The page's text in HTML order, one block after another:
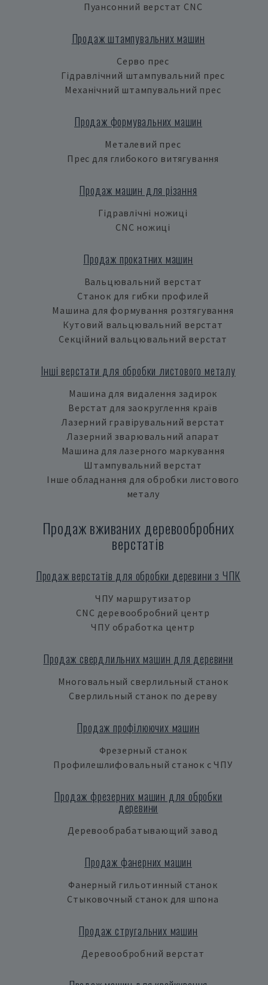
Пуансонний верстат CNC
Продаж штампувальних машин
Серво прес
Гідравлічний штампувальний прес
Механічний штампувальний прес
Продаж формувальних машин
Металевий прес
Прес для глибокого витягування
Продаж машин для різання
Гідравлічні ножиці
CNC ножиці
Продаж прокатних машин
Вальцювальний верстат
Станок для гибки профилей
Машина для формування розтягування
Кутовий вальцювальний верстат
Секційний вальцювальний верстат
Інші верстати для обробки листового металу
Машина для видалення задирок
Верстат для заокруглення країв
Лазерний гравірувальний верстат
Лазерний зварювальний апарат
Машина для лазерного маркування
Штампувальний верстат
Інше обладнання для обробки листового
металу
Продаж вживаних деревообробних
верстатів
Продаж верстатів для обробки деревини з ЧПК
ЧПУ маршрутизатор
CNC деревообробний центр
ЧПУ обработка центр
Продаж свердлильних машин для деревини
Многовальный сверлильный станок
Сверлильный станок по дереву
Продаж профілюючих машин
Фрезерный станок
Профилешлифовальный станок с ЧПУ
Продаж фрезерних машин для обробки
деревини
Деревообрабатывающий завод
Продаж фанерних машин
Фанерный гильотинный станок
Стыковочный станок для шпона
Продаж стругальних машин
Деревообробний верстат